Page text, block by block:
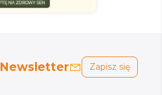
Newsletter Zapisz się